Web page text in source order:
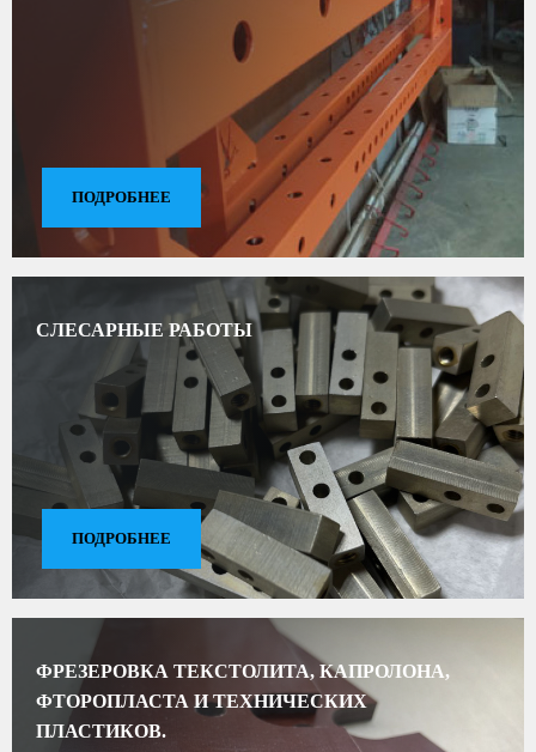
ПОДРОБНЕЕ
СЛЕСАРНЫЕ РАБОТЫ
ПОДРОБНЕЕ
ФРЕЗЕРОВКА ТЕКСТОЛИТА, КАПРОЛОНА,
ФТОРОПЛАСТА И ТЕХНИЧЕСКИХ
ПЛАСТИКОВ.